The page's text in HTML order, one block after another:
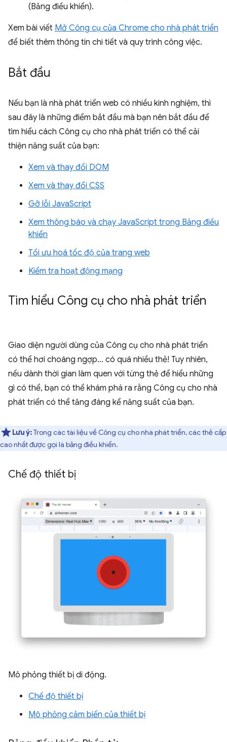
(Bảng điều khiển).
Xem bài viết Mở Công cụ của Chrome cho nhà phát triển
để biết thêm thông tin chi tiết và quy trình công việc.
Bắt đầu
Nếu bạn là nhà phát triển web có nhiều kinh nghiệm, thì
sau đây là những điểm bắt đầu mà bạn nên bắt đầu để
tìm hiểu cách Công cụ cho nhà phát triển có thể cải
thiện năng suất của bạn:
Xem và thay đổi DOM
Xem và thay đổi CSS
Gỡ lỗi JavaScript
Xem thông báo và chạy JavaScript trong Bảng điều
khiển
Tối ưu hoá tốc độ của trang web
Kiểm tra hoạt động mạng
Tìm hiểu Công cụ cho nhà phát triển
Giao diện người dùng của Công cụ cho nhà phát triển
có thể hơi choáng ngợp... có quá nhiều thẻ! Tuy nhiên,
nếu dành thời gian làm quen với từng thẻ để hiểu những
gì có thể, bạn có thể khám phá ra rằng Công cụ cho nhà
phát triển có thể tăng đáng kể năng suất của bạn.
Lưu ý:Trong các tài liệu về Công cụ cho nhà phát triển, các thẻ cấp
cao nhất được gọi là bảng điều khiển.
Chế độ thiết bị
Mô phỏng thiết bị di động.
Chế độ thiết bị
Mô phỏng cảm biến của thiết bị